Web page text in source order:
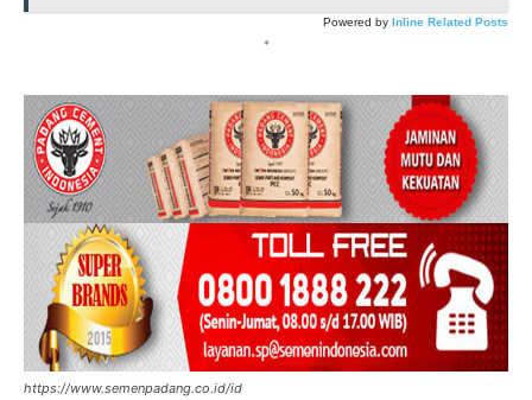
Powered by Inline Related Posts
*
https://www.semenpadang.co.id/id